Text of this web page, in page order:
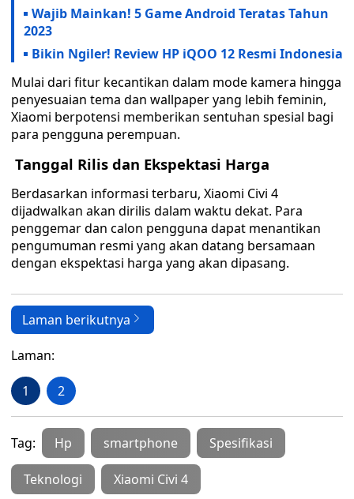
Wajib Mainkan! 5 Game Android Teratas Tahun
2023
Bikin Ngiler! Review HP iQOO 12 Resmi Indonesia
Mulai dari fitur kecantikan dalam mode kamera hingga
penyesuaian tema dan wallpaper yang lebih feminin,
Xiaomi berpotensi memberikan sentuhan spesial bagi
para pengguna perempuan.
Tanggal Rilis dan Ekspektasi Harga
Berdasarkan informasi terbaru, Xiaomi Civi 4
dijadwalkan akan dirilis dalam waktu dekat. Para
penggemar dan calon pengguna dapat menantikan
pengumuman resmi yang akan datang bersamaan
dengan ekspektasi harga yang akan dipasang.
Laman berikutnya
Laman:
1 2
Tag: Hp smartphone Spesifikasi
Teknologi Xiaomi Civi 4